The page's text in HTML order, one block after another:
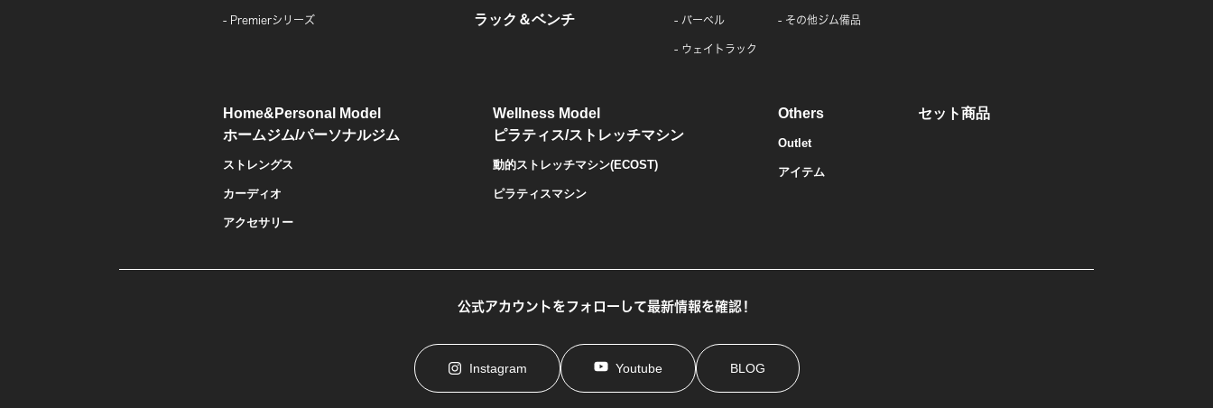
Premierシリーズ
ラック＆ベンチ
バーベル
ウェイトラック
その他ジム備品
Home&Personal Model
ホームジム/パーソナルジム
ストレングス
カーディオ
アクセサリー
Wellness Model
ピラティス/ストレッチマシン
動的ストレッチマシン(ECOST)
ピラティスマシン
Others
Outlet
アイテム
セット商品
公式アカウントをフォローして最新情報を確認！
Instagram Youtube BLOG